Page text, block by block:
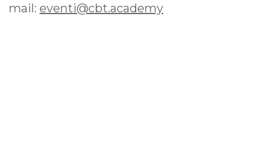
mail: eventi@cbt.academy